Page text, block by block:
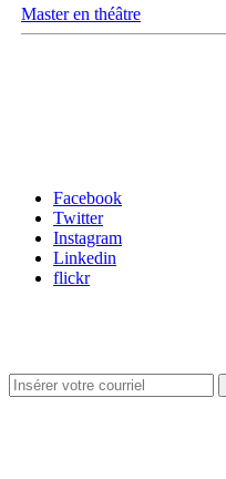
Master en théâtre
Facebook
Twitter
Instagram
Linkedin
flickr